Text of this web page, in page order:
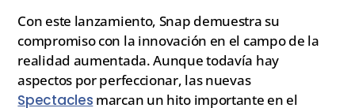
Con este lanzamiento, Snap demuestra su
compromiso con la innovación en el campo de la
realidad aumentada. Aunque todavía hay
aspectos por perfeccionar, las nuevas
Spectacles marcan un hito importante en el